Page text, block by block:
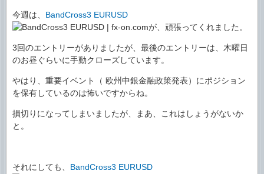
今週は、 BandCross3 EURUSD
が、頑張ってくれました。
3回のエントリーがありましたが、最後のエントリーは、木曜日
のお昼ぐらいに手動クローズしています。
やはり、重要イベント（ 欧州中銀金融政策発表）にポジション
を保有しているのは怖いですからね。
損切りになってしまいましたが、まあ、これはしょうがないか
と。
それにしても、 BandCross3 EURUSD